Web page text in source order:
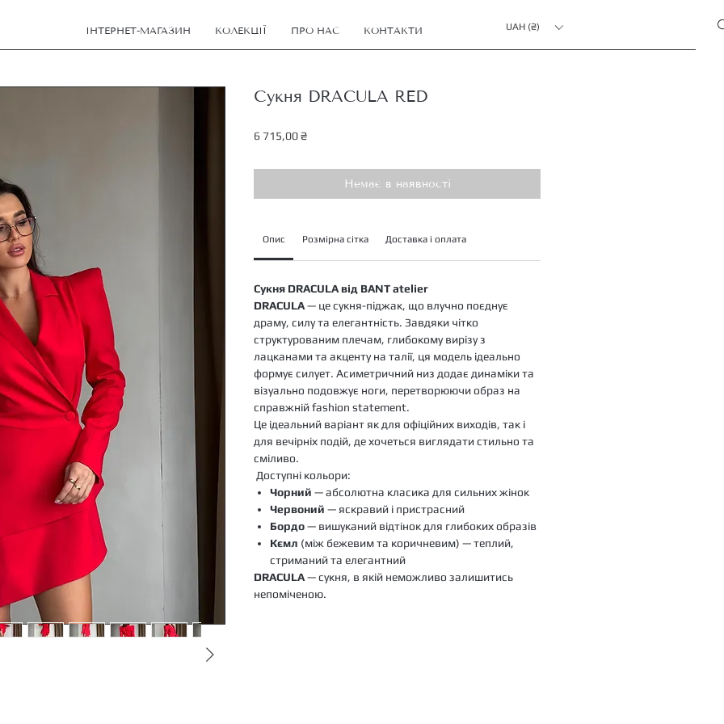
ІНТЕРНЕТ-МАГАЗИН КОЛЕКЦІЇ ПРО НАС КОНТАКТИ UAH (₴)
Сукня DRACULA RED
6 715,00 ₴Ціна
Немає в наявності
Опис Розмірна сітка Доставка і оплата
Сукня DRACULA від BANT atelier
DRACULA— це сукня-піджак, що влучно поєднує
драму, силу та елегантність. Завдяки чітко
структурованим плечам, глибокому вирізу з
лацканами та акценту на талії, ця модель ідеально
формує силует. Асиметричний низ додає динаміки та
візуально подовжує ноги, перетворюючи образ на
справжній fashion statement.
Це ідеальний варіант як для офіційних виходів, так і
для вечірніх подій, де хочеться виглядати стильно та
сміливо.
Доступні кольори:
Чорний — абсолютна класика для сильних жінок
Червоний — яскравий і пристрасний
Бордо— вишуканий відтінок для глибоких образів
Кємл (між бежевим та коричневим) — теплий,
стриманий та елегантний
DRACULA— сукня, в якій неможливо залишитись
непоміченою.